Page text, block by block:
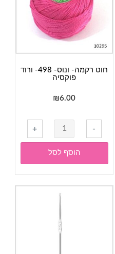
חוט רקמה- ונוס- 498- ורוד
פוקסיה
₪6.00
-
כמות
של
חוט
רקמה-
ונוס-
498-
ורוד
+
הוסף לסל